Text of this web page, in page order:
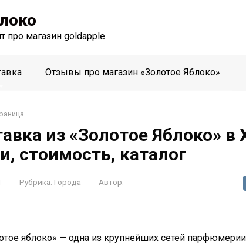
про магазин goldapple
Отзывы про магазин «Золотое Яблоко»
из «Золотое Яблоко» в
стоимость, каталог
Рубрика: Города Автор:
яблоко» — одна из крупнейших сетей